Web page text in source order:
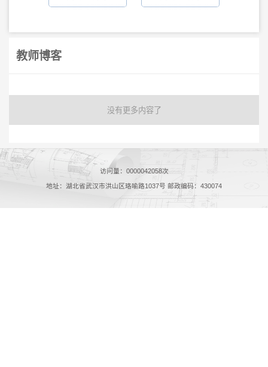
教师博客
没有更多内容了
访问量： 0000042058次
地址：湖北省武汉市洪山区珞喻路1037号 邮政编码：430074